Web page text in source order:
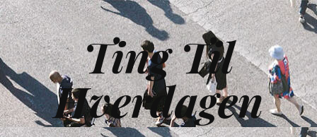
Ting Til
Hverdagen